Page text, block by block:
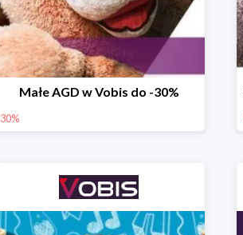
Małe AGD w Vobis do -30%
30%